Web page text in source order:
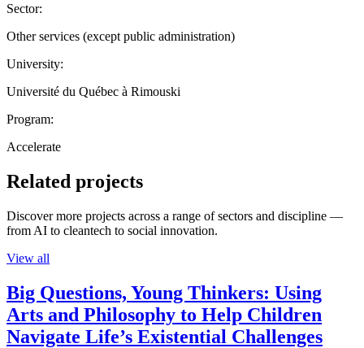
Sector:
Other services (except public administration)
University:
Université du Québec à Rimouski
Program:
Accelerate
Related projects
Discover more projects across a range of sectors and discipline —
from AI to cleantech to social innovation.
View all
Big Questions, Young Thinkers: Using
Arts and Philosophy to Help Children
Navigate Life’s Existential Challenges